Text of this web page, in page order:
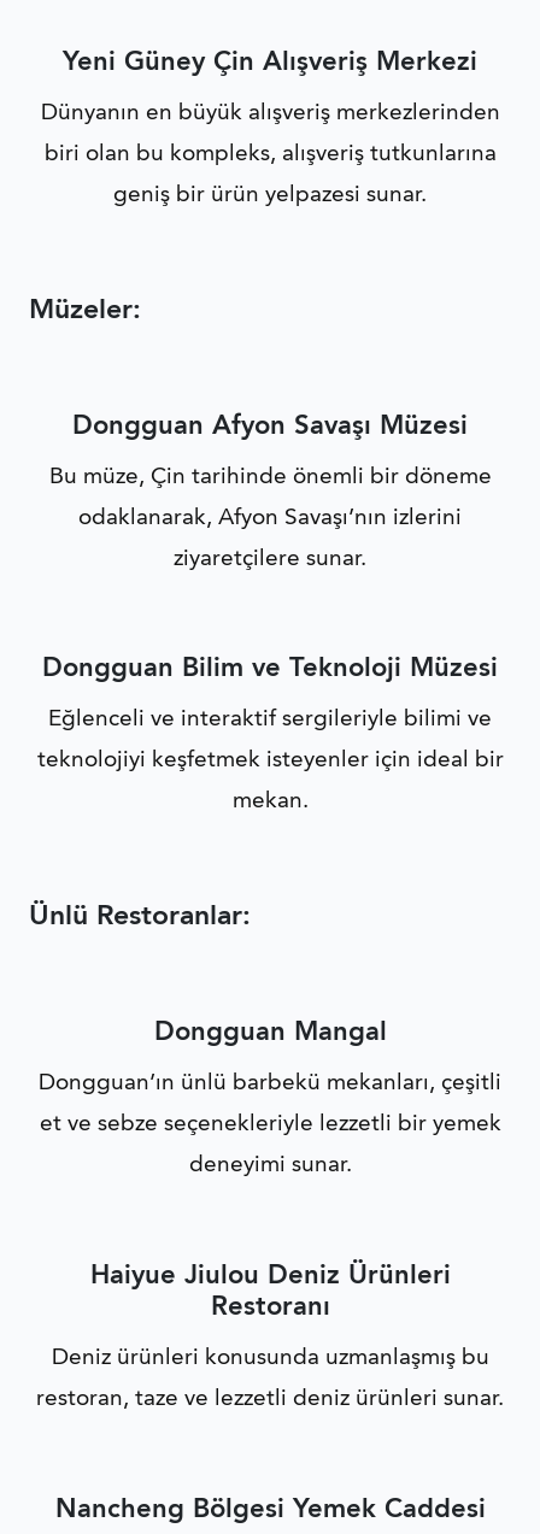
Yeni Güney Çin Alışveriş Merkezi
Dünyanın en büyük alışveriş merkezlerinden
biri olan bu kompleks, alışveriş tutkunlarına
geniş bir ürün yelpazesi sunar.
Müzeler:
Dongguan Afyon Savaşı Müzesi
Bu müze, Çin tarihinde önemli bir döneme
odaklanarak, Afyon Savaşı’nın izlerini
ziyaretçilere sunar.
Dongguan Bilim ve Teknoloji Müzesi
Eğlenceli ve interaktif sergileriyle bilimi ve
teknolojiyi keşfetmek isteyenler için ideal bir
mekan.
Ünlü Restoranlar:
Dongguan Mangal
Dongguan’ın ünlü barbekü mekanları, çeşitli
et ve sebze seçenekleriyle lezzetli bir yemek
deneyimi sunar.
Haiyue Jiulou Deniz Ürünleri
Restoranı
Deniz ürünleri konusunda uzmanlaşmış bu
restoran, taze ve lezzetli deniz ürünleri sunar.
Nancheng Bölgesi Yemek Caddesi